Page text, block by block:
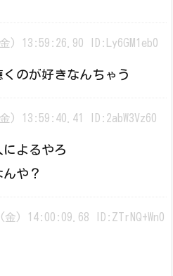
) 13:59:26.90 ID:Ly6GM1eb0
のが好きなんちゃう
) 13:59:40.41 ID:2abW3Vz60
よるやろ
や？
金) 14:00:09.68 ID:ZTrNQ+Wn0